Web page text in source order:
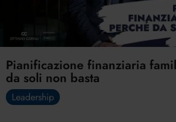
Pianificazione finanziaria
da soli non basta
Leadership